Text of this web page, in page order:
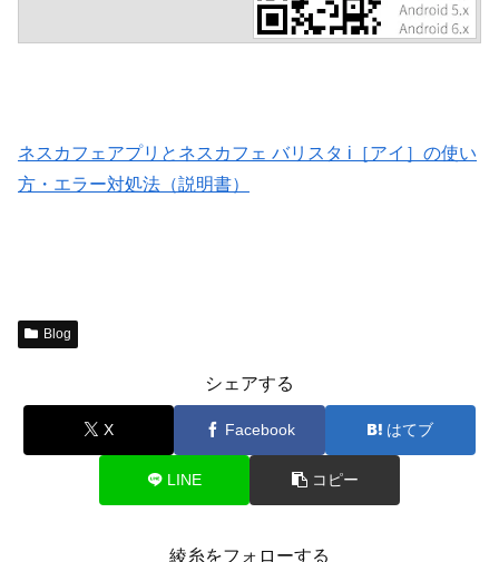
ネスカフェアプリとネスカフェ バリスタ i［アイ］の使い
方・エラー対処法（説明書）
Blog
シェアする
X Facebook はてブ
LINE コピー
綾糸をフォローする